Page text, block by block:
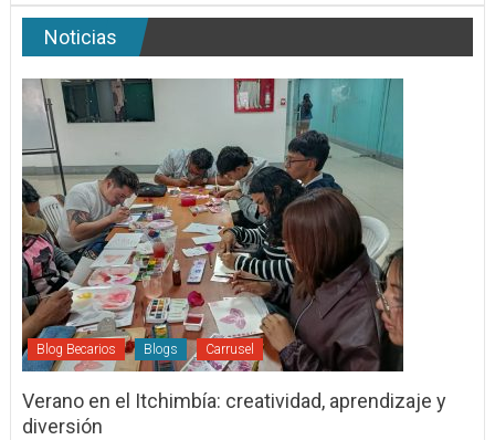
Noticias
Blog Becarios Blogs Carrusel
Verano en el Itchimbía: creatividad, aprendizaje y
diversión